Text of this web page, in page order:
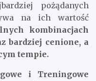
pożądanych
na ich wartość
kombinacjach
bardziej cenione, a
tempie.
i Treningowe